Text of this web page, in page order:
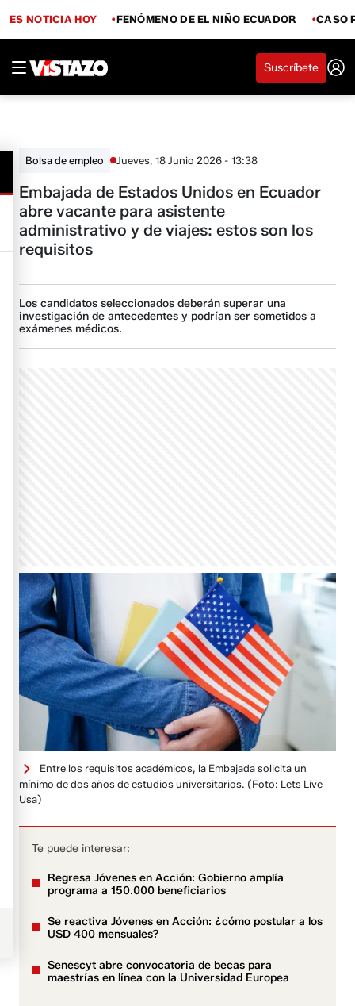
ES NOTICIA HOY FENÓMENO DE EL NIÑO ECUADOR CASO
Suscríbete
Bolsa de empleo Jueves, 18 Junio 2026 - 13:38
Embajada de Estados Unidos en Ecuador
abre vacante para asistente
administrativo y de viajes: estos son los
requisitos
Los candidatos seleccionados deberán superar una
investigación de antecedentes y podrían ser sometidos a
exámenes médicos.
Entre los requisitos académicos, la Embajada solicita un
mínimo de dos años de estudios universitarios. (Foto: Lets Live
Usa)
Te puede interesar:
Regresa Jóvenes en Acción: Gobierno amplía
programa a 150.000 beneficiarios
Se reactiva Jóvenes en Acción: ¿cómo postular a los
USD 400 mensuales?
Senescyt abre convocatoria de becas para
maestrías en línea con la Universidad Europea